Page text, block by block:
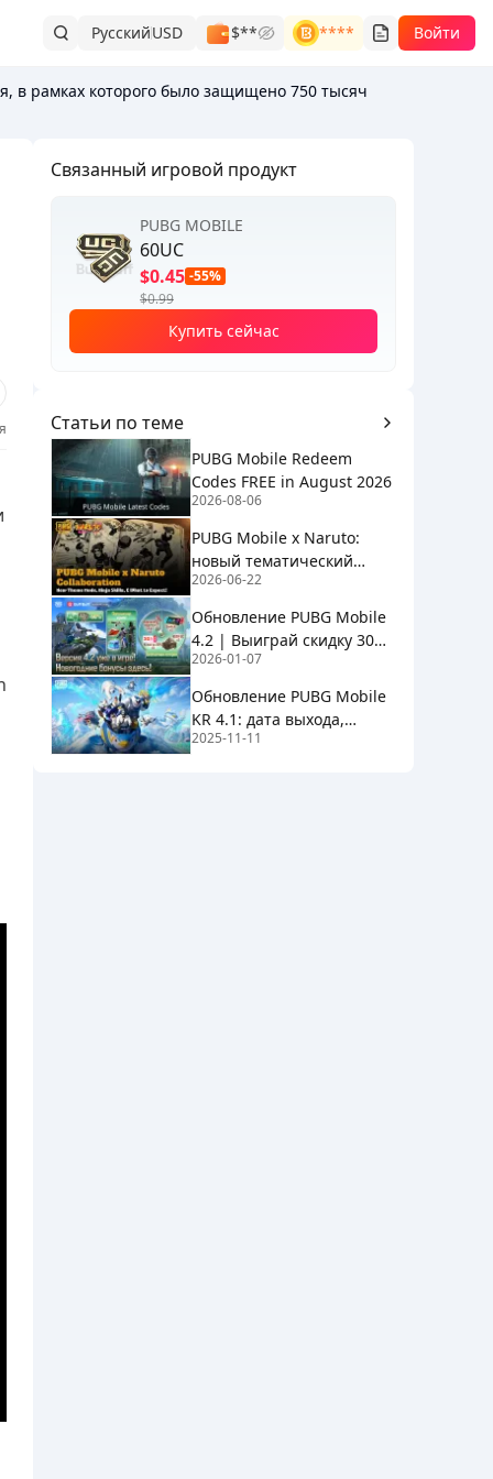
РусскийUSD $** **** Войти
в рамках которого было защищено 750 тысяч
Связанный игровой продукт
PUBG MOBILE
60UC
$0.45 -55%
$0.99
Купить сейчас
Статьи по теме
PUBG Mobile Redeem
Codes FREE in August 2026
2026-08-06
PUBG Mobile x Naruto:
новый тематический
режим, навыки ниндзя и
чего ожидать
2026-06-22
Обновление PUBG Mobile
4.2 | Выиграй скидку 30%,
60 UC за полцены и призы
Рейтинга на BuffBuff!
2026-01-07
Обновление PUBG Mobile
KR 4.1: дата выхода,
тематический режим и
2025-11-11